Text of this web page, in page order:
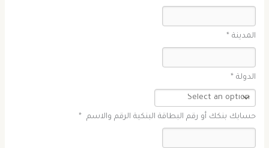
المدينة *
الدولة *
حسابك بنكك أو رقم البطاقة البنكية الرقم والاسم *